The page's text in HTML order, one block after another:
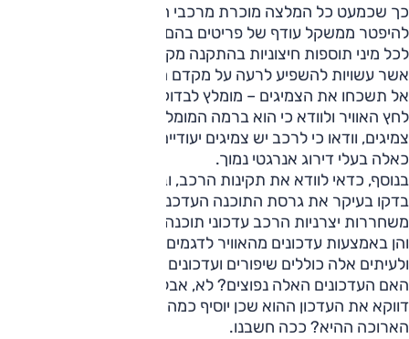
כך שכמעט כל המלצה מוכרת מרכבי הבנזין תקפה גם כאן. נסו
להיפטר ממשקל עודף של פריטים בהם אין לכם צורך. אל תתפתו
לכל מיני תוספות חיצוניות בהתקנה מקומית (מגיני גשם, למשל)
אשר עשויות להשפיע לרעה על מקדם הגרר של הרכב.
אל תשכחו את הצמיגים – מומלץ לבדוק בכל כמה שבועות את
לחץ האוויר ולוודא כי הוא ברמה המומלצת לפי היצרנית. אגב
צמיגים, וודאו כי לרכב יש צמיגים יעודיים לרכב חשמלי או לפחות
כאלה בעלי דירוג אנרגטי נמוך.
בנוסף, כדאי לוודא את תקינות הרכב, ובהקשר של טווח הנסיעה
בדקו בעיקר את גרסת התוכנה העדכנית ביותר. מפעם לפעם
משחררות יצרניות הרכב עדכוני תוכנה – הן דרך רשת המוסכים
והן באמצעות עדכונים מהאוויר לדגמים המתקדמים יותר –
ולעיתים אלה כוללים שיפורים ועדכונים למחשב ניהול האנרגיה.
האם העדכונים האלה נפוצים? לא, אבל הייתם רוצים לפספס
דווקא את העדכון ההוא שכן יוסיף כמה ק"מ לפני הנסיעה
הארוכה ההיא? ככה חשבנו.